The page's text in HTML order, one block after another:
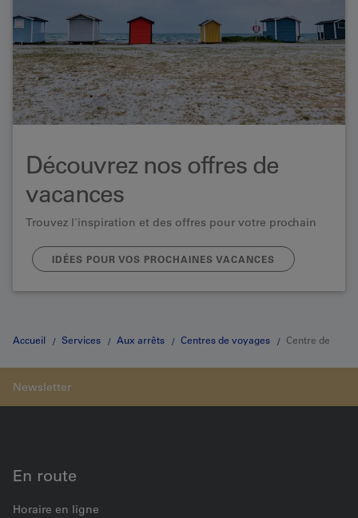
Découvrez nos offres de
vacances
Trouvez l'inspiration et des offres pour votre prochain
IDÉES POUR VOS PROCHAINES VACANCES
Accueil Services Aux arrêts Centres de voyages Centre de
En route
Horaire en ligne